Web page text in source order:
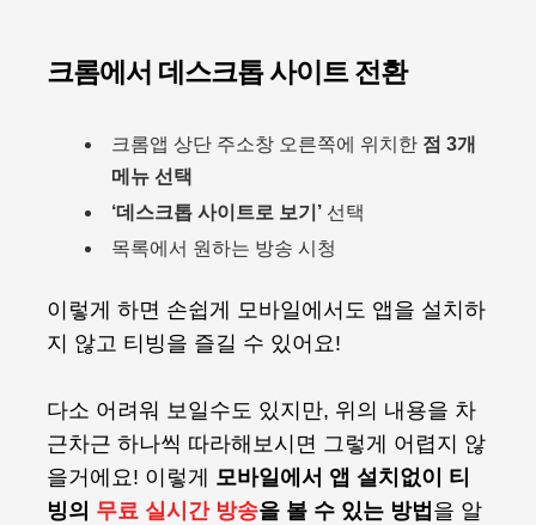
크롬에서 데스크톱 사이트 전환
크롬앱 상단 주소창 오른쪽에 위치한 점 3개
메뉴 선택
‘데스크톱 사이트로 보기’ 선택
목록에서 원하는 방송 시청
이렇게 하면 손쉽게 모바일에서도 앱을 설치하
지 않고 티빙을 즐길 수 있어요!
다소 어려워 보일수도 있지만, 위의 내용을 차
근차근 하나씩 따라해보시면 그렇게 어렵지 않
을거에요! 이렇게 모바일에서 앱 설치없이 티
빙의 무료 실시간 방송을 볼 수 있는 방법 을 알